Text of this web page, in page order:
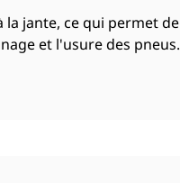
la jante, ce qui permet de
et l'usure des pneus.